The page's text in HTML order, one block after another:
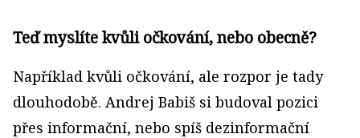
Teď myslíte kvůli očkování, nebo obecně?
Například kvůli očkování, ale rozpor je tady
dlouhodobě. Andrej Babiš si budoval pozici
přes informační, nebo spíš dezinformační